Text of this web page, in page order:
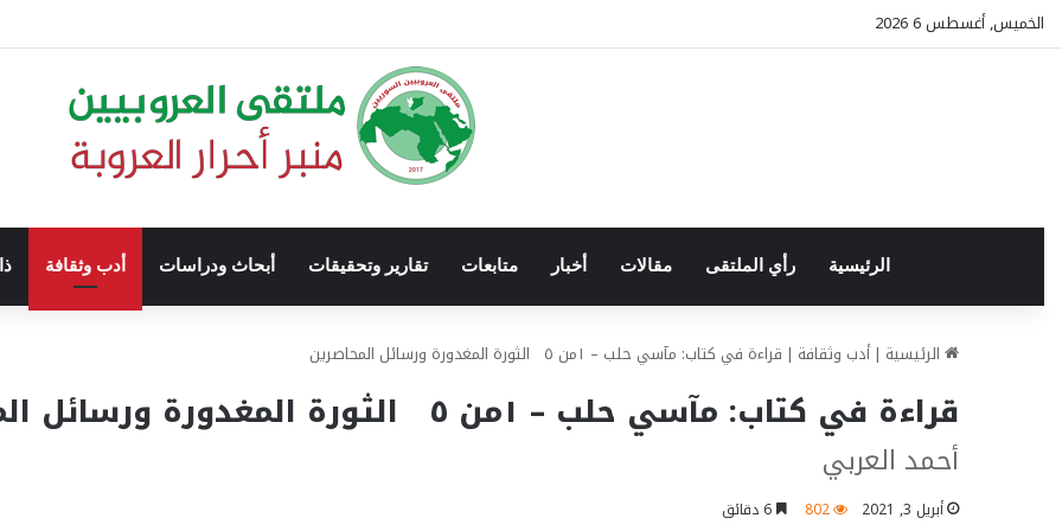
الخميس, أغسطس 6 2026
الرئيسية رأي الملتقى مقالات أخبار متابعات تقارير وتحقيقات أبحاث ودراسات أدب وثقافة
الرئيسية | أدب وثقافة | قراءة في كتاب: مآسي حلب – ١من ٥ الثورة المغدورة ورسائل المحاصرين
قراءة في كتاب: مآسي حلب – ١من ٥ الثورة المغدورة ورسائل المحاصرين
أحمد العربي
أبريل 3, 2021 802